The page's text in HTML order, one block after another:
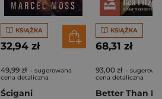
KSIĄŻKA
32,94 zł
49,99 zł - sugerowana
cena detaliczna
Ścigani
KSIĄŻKA
68,31 zł
93,00 zł -
cena detaliczna